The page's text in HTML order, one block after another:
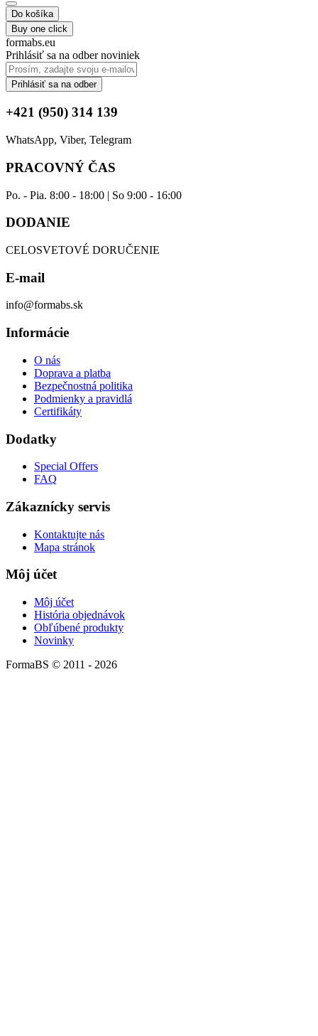
Do košíka
Buy one click
formabs.eu
Prihlásiť sa na odber noviniek
Prihlásiť sa na odber
+421 (950) 314 139
WhatsApp, Viber, Telegram
PRACOVNÝ ČAS
Po. - Pia. 8:00 - 18:00 | So 9:00 - 16:00
DODANIE
CELOSVETOVÉ DORUČENIE
E-mail
info@formabs.sk
Informácie
O nás
Doprava a platba
Bezpečnostná politika
Podmienky a pravidlá
Certifikáty
Dodatky
Special Offers
FAQ
Zákaznícky servis
Kontaktujte nás
Mapa stránok
Môj účet
Môj účet
História objednávok
Obľúbené produkty
Novinky
FormaBS © 2011 - 2026